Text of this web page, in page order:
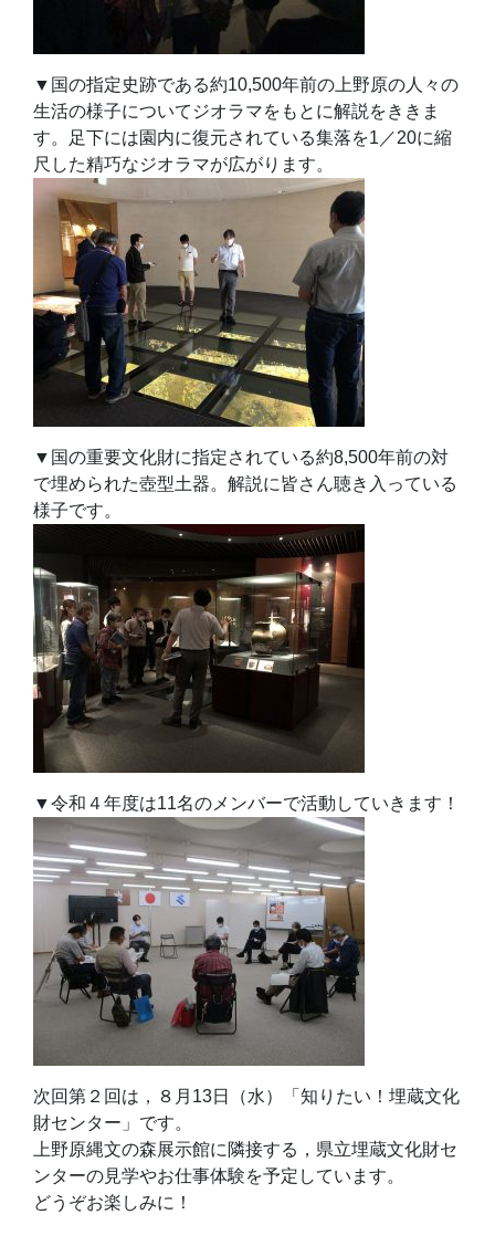
▼国の指定史跡である約10,500年前の上野原の人々の
生活の様子についてジオラマをもとに解説をききま
す。足下には園内に復元されている集落を1／20に縮
尺した精巧なジオラマが広がります。
▼国の重要文化財に指定されている約8,500年前の対
で埋められた壺型土器。解説に皆さん聴き入っている
様子です。
▼令和４年度は11名のメンバーで活動していきます！
次回第２回は，８月13日（水）「知りたい！埋蔵文化
財センター」です。
上野原縄文の森展示館に隣接する，県立埋蔵文化財セ
ンターの見学やお仕事体験を予定しています。
どうぞお楽しみに！